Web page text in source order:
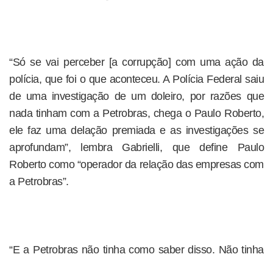
“Só se vai perceber [a corrupção] com uma ação da
polícia, que foi o que aconteceu. A Polícia Federal saiu
de uma investigação de um doleiro, por razões que
nada tinham com a Petrobras, chega o Paulo Roberto,
ele faz uma delação premiada e as investigações se
aprofundam”, lembra Gabrielli, que define Paulo
Roberto como “operador da relação das empresas com
a Petrobras”.
“E a Petrobras não tinha como saber disso. Não tinha